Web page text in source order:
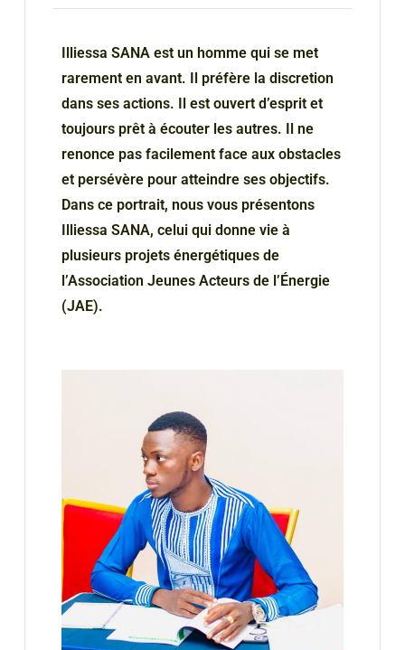
Illiessa SANA est un homme qui se met
rarement en avant. Il préfère la discretion
dans ses actions. Il est ouvert d’esprit et
toujours prêt à écouter les autres. Il ne
renonce pas facilement face aux obstacles
et persévère pour atteindre ses objectifs.
Dans ce portrait, nous vous présentons
Illiessa SANA, celui qui donne vie à
plusieurs projets énergétiques de
l’Association Jeunes Acteurs de l’Énergie
(JAE).